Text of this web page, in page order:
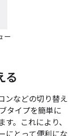
ー
る
ンなどの切り替え
タイプを簡単に
。これにより、